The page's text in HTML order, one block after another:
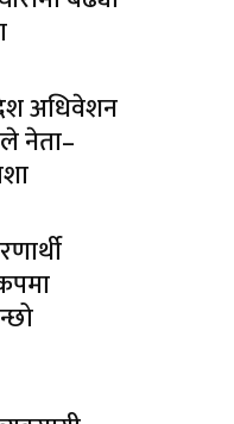
अधिवेशन
नेता–